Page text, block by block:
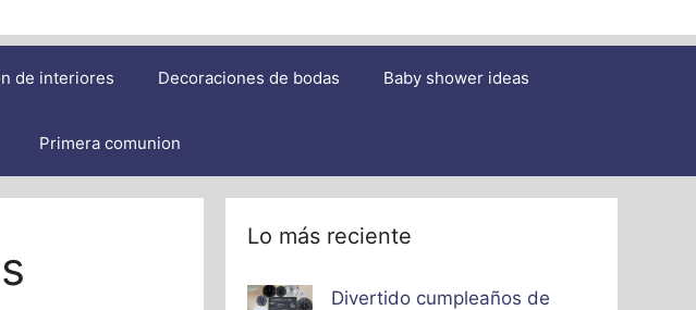
de interiores Decoraciones de bodas Baby shower ideas
Primera comunion
Lo más reciente
Divertido cumpleaños de